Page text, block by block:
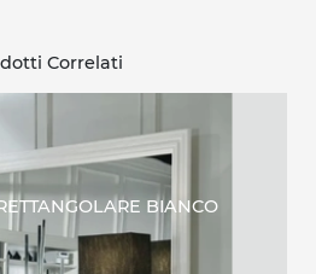
Correlati
BIANCO